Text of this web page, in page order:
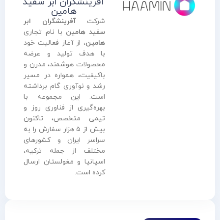
هامین
شرکتآفرینشگران ابر
سفید هامین با نام تجاری
هامین، از آغاز فعالیت خود
با هدف تولید و عرضه
محصولات هوشمند، مدرن و
باکیفیت، همواره در مسیر
رشد و نوآوری گام برداشته
است. این مجموعه با
بهره‌گیری از فناوری روز و
تیمی متخصص، تاکنون
بیش از ۵ هزار سفارش را به
سراسر ایران و کشورهای
مختلف از جمله ترکیه،
اسپانیا و مغولستان ارسال
کرده است.